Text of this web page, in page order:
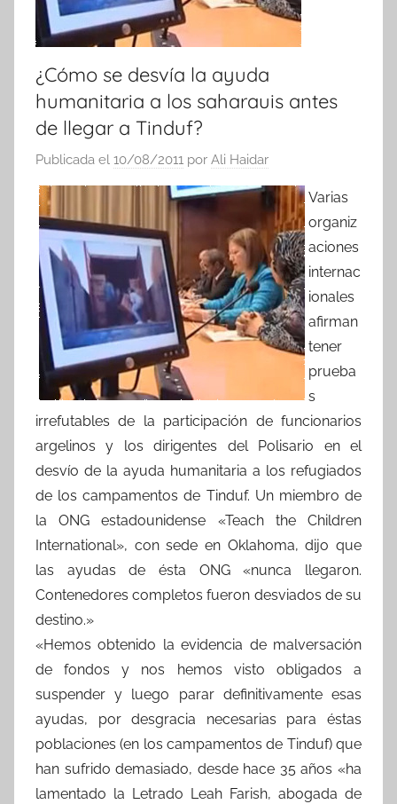
¿Cómo se desvía la ayuda
humanitaria a los saharauis antes
de llegar a Tinduf?
Publicada el 10/08/2011 por Ali Haidar
Varias
organiz
aciones
internac
ionales
afirman
tener
prueba
s
irrefutables de la participación de funcionarios
argelinos y los dirigentes del Polisario en el
desvío de la ayuda humanitaria a los refugiados
de los campamentos de Tinduf. Un miembro de
la ONG estadounidense «Teach the Children
International», con sede en Oklahoma, dijo que
las ayudas de ésta ONG «nunca llegaron.
Contenedores completos fueron desviados de su
destino.»
«Hemos obtenido la evidencia de malversación
de fondos y nos hemos visto obligados a
suspender y luego parar definitivamente esas
ayudas, por desgracia necesarias para éstas
poblaciones (en los campamentos de Tinduf) que
han sufrido demasiado, desde hace 35 años «ha
lamentado la Letrado Leah Farish, abogada de